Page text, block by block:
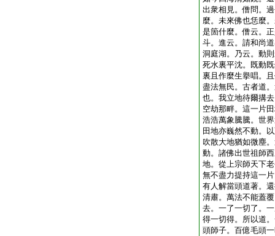
出衆相見。僧問。
麼。未來佛也恁麼
是箇什麼。僧云。
斗。進云。請和尚
洞庭湖。乃云。動
死水裏平沈。既動
裏且作麼生擧唱。
盡法無民。古者道
也。我立地待爾搆
空劫那畔。這一片
浩浩萬象騰騰。世
田地亦巍然不動。
吹散大地猶如微塵
動。諸佛出世祖師
地。從上宗師天下
無不盡力提持這一
有人解當頭道著。
清肅。萬法不能蓋
去。一了一切了。
得一切得。所以道
頭師子。百億毛頭